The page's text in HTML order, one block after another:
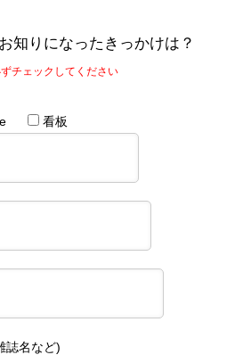
知りになったきっかけは？
チェックしてください
看板
誌名など)